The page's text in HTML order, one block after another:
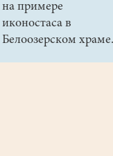
на примере
иконостаса в
Белоозерском храме.